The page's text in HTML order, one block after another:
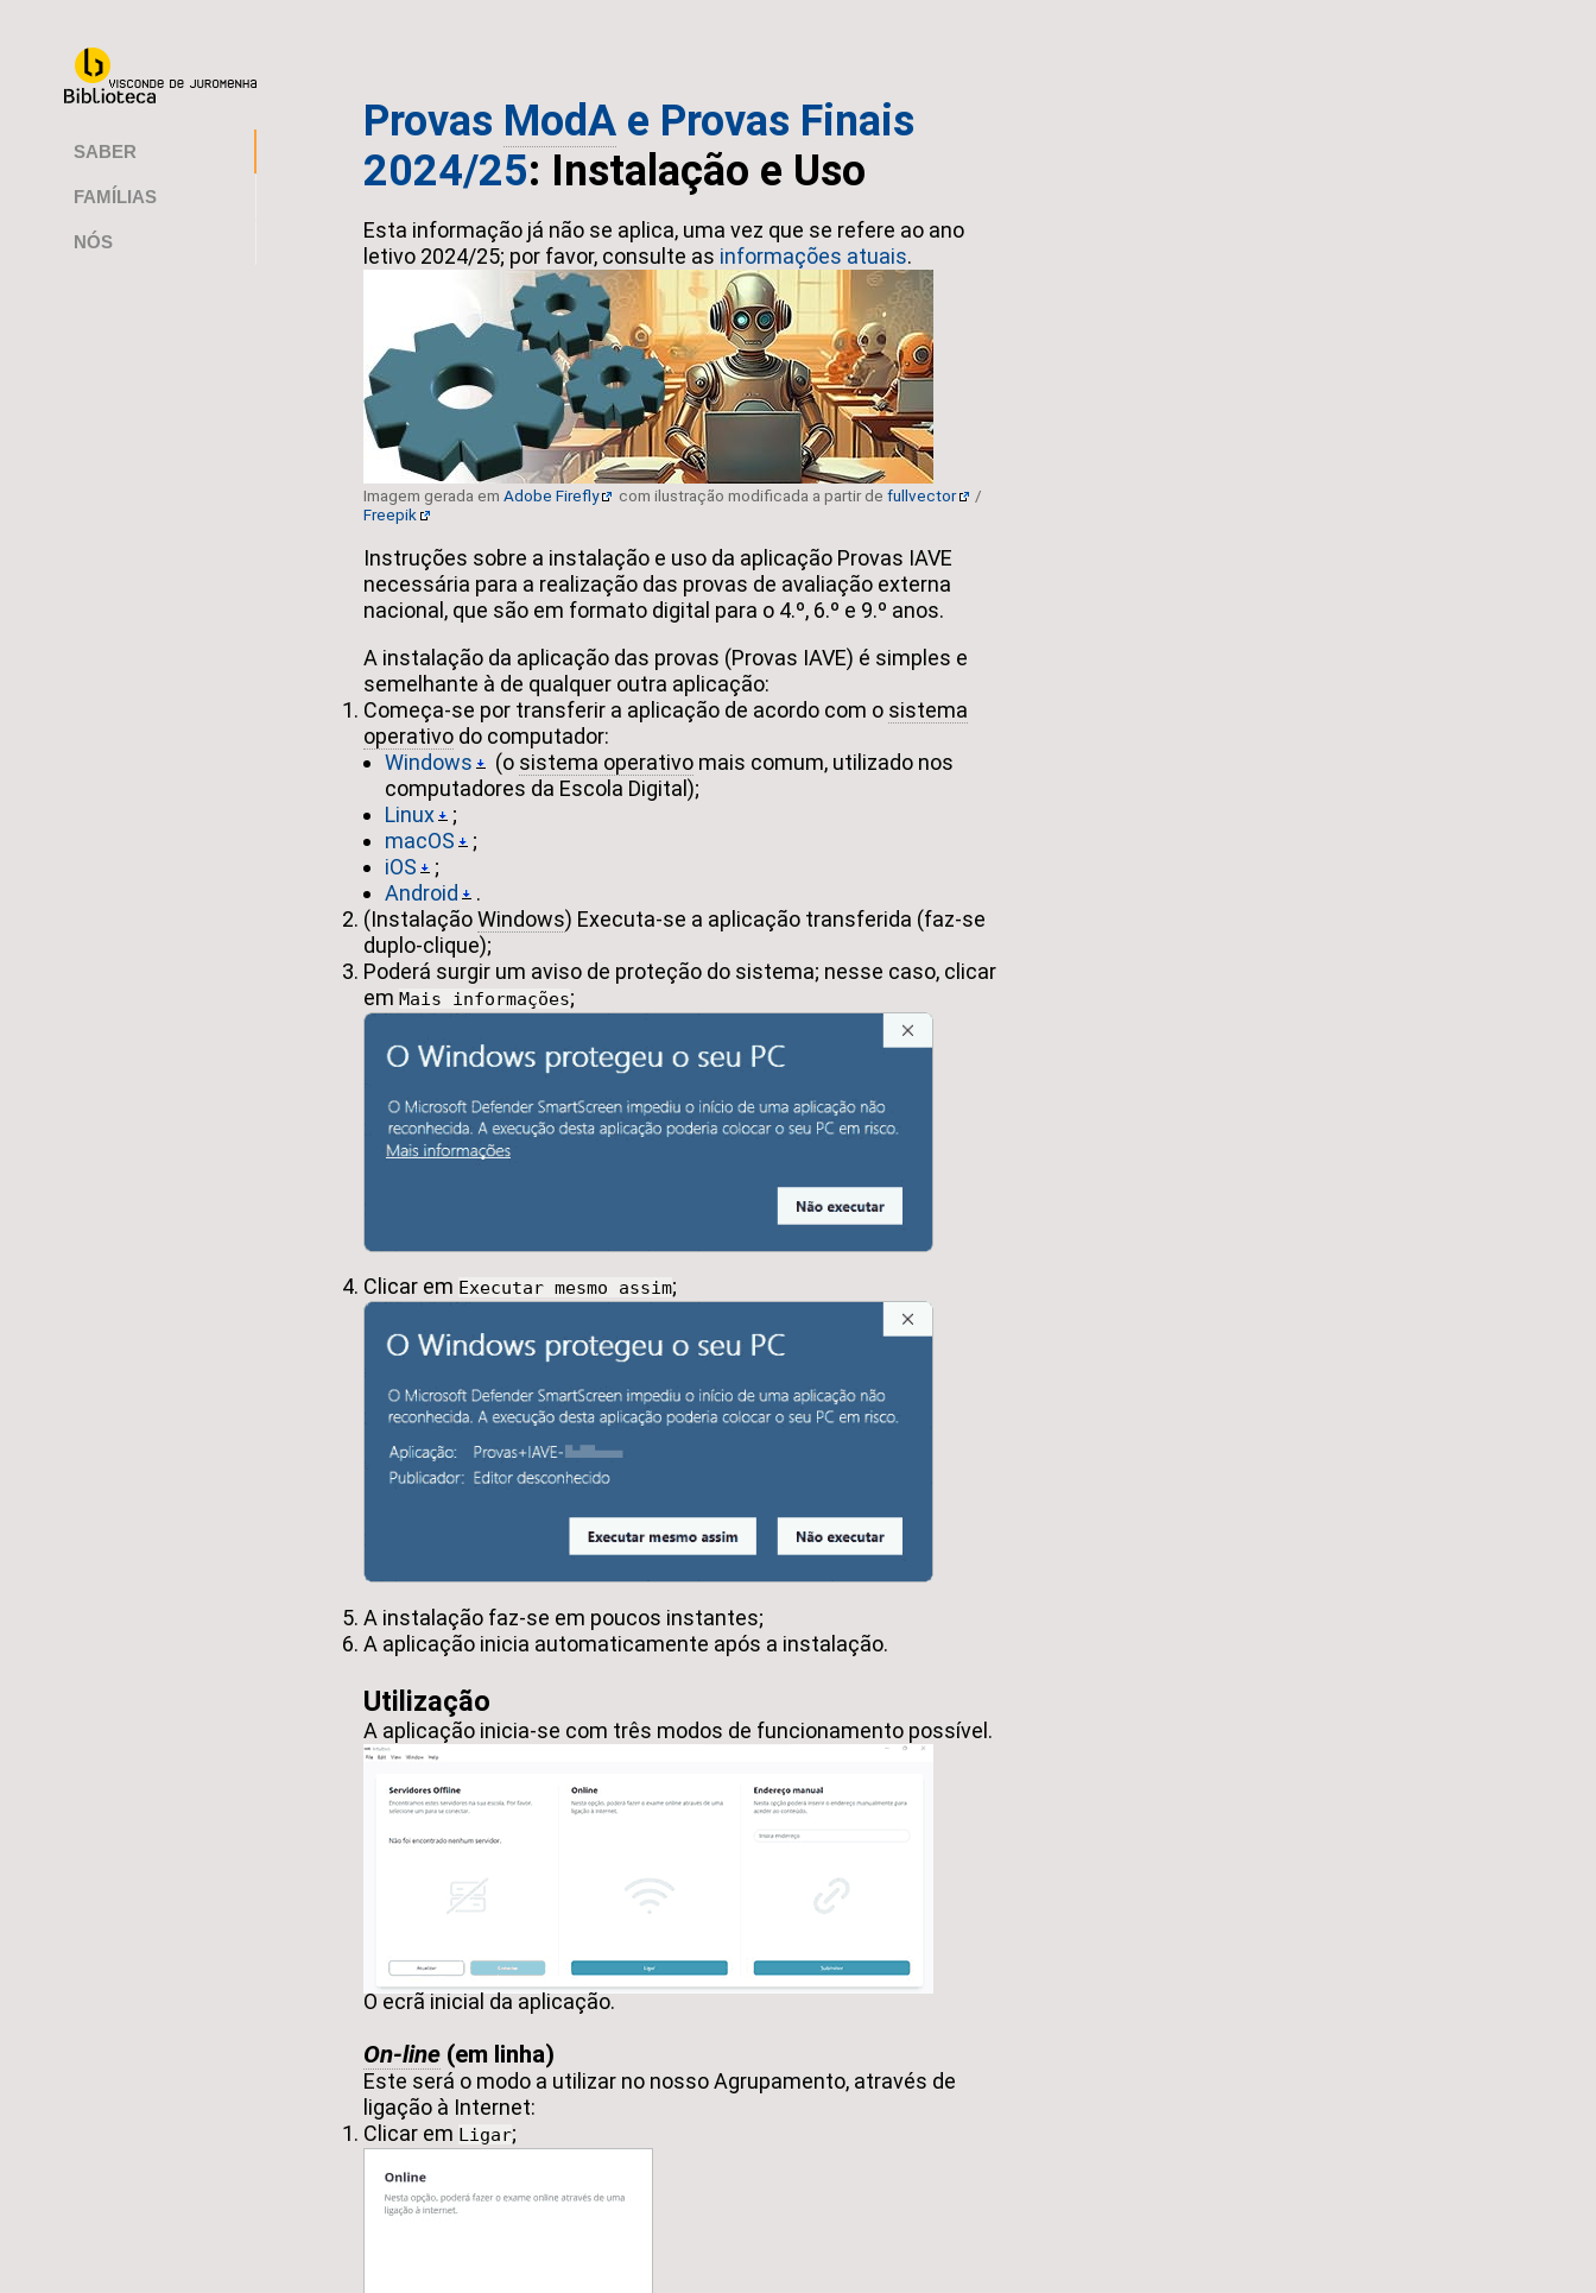
SABER
FAMÍLIAS
NÓS
Provas ModA e Provas Finais
2024/25: Instalação e Uso
Esta informação já não se aplica, uma vez que se refere ao ano
letivo 2024/25; por favor, consulte as informações atuais.
Imagem gerada em Adobe Firefly com ilustração modificada a partir de fullvector
/
Freepik
Instruções sobre a instalação e uso da aplicação Provas IAVE
necessária para a realização das provas de avaliação externa
nacional, que são em formato digital para o 4.º, 6.º e 9.º anos.
A instalação da aplicação das provas (Provas IAVE) é simples e
semelhante à de qualquer outra aplicação:
Começa-se por transferir a aplicação de acordo com o sistema
operativo do computador:
Windows
(o sistema operativomais comum, utilizado nos
computadores da Escola Digital);
Linux
;
macOS
;
iOS
;
Android
.
(InstalaçãoWindows) Executa-se a aplicação transferida (faz-se
duplo-clique);
Poderá surgir um aviso de proteção do sistema; nesse caso, clicar
em Mais informações;
Clicar em Executar mesmo assim;
A instalação faz-se em poucos instantes;
A aplicação inicia automaticamente após a instalação.
Utilização
A aplicação inicia-se com três modos de funcionamento possível.
O ecrã inicial da aplicação.
On-line (em linha)
Este será o modo a utilizar no nosso Agrupamento, através de
ligação à Internet:
Clicar em Ligar;